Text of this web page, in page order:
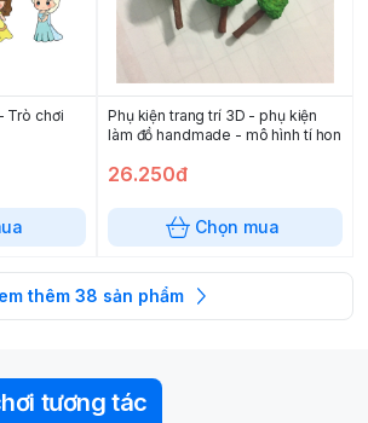
Trò chơi
Phụ kiện trang trí 3D - phụ kiện
làm đồ handmade - mô hình tí hon
26.250đ
Chọn mua
thêm 38 sản phẩm
tương tác